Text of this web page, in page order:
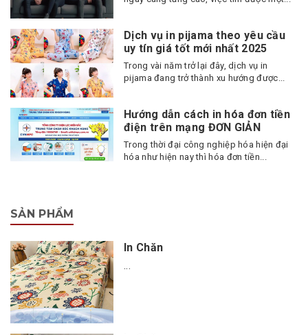
Dịch vụ in pijama theo yêu cầu
uy tín giá tốt mới nhất 2025
Trong vài năm trở lại đây, dịch vụ in
pijama đang trở thành xu hướng được...
Hướng dẫn cách in hóa đơn tiền
điện trên mạng ĐƠN GIẢN
Trong thời đại công nghiệp hóa hiện đại
hóa như hiện nay thì hóa đơn tiền...
SẢN PHẨM
In Chăn
...